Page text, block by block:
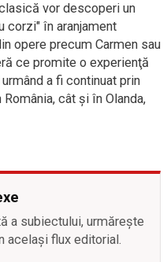
vor descoperi un
corzi" în aranjament
opere precum Carmen sau
ce promite o experienţă
a fi continuat prin
cât şi în Olanda,
a subiectului, urmărește
același flux editorial.